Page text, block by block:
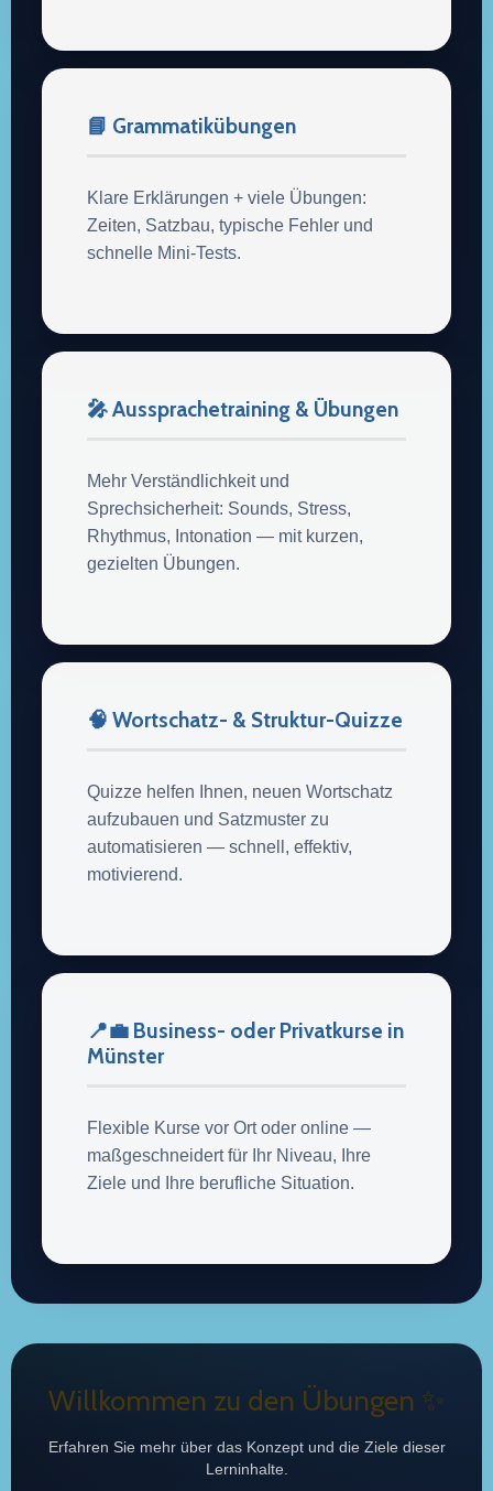
📘 Grammatikübungen
Klare Erklärungen + viele Übungen:
Zeiten, Satzbau, typische Fehler und
schnelle Mini-Tests.
🎤 Aussprachetraining & Übungen
Mehr Verständlichkeit und
Sprechsicherheit: Sounds, Stress,
Rhythmus, Intonation — mit kurzen,
gezielten Übungen.
🧠 Wortschatz- & Struktur-Quizze
Quizze helfen Ihnen, neuen Wortschatz
aufzubauen und Satzmuster zu
automatisieren — schnell, effektiv,
motivierend.
📍💼 Business- oder Privatkurse in
Münster
Flexible Kurse vor Ort oder online —
maßgeschneidert für Ihr Niveau, Ihre
Ziele und Ihre berufliche Situation.
Willkommen zu den Übungen ✨
Erfahren Sie mehr über das Konzept und die Ziele dieser
Lerninhalte.